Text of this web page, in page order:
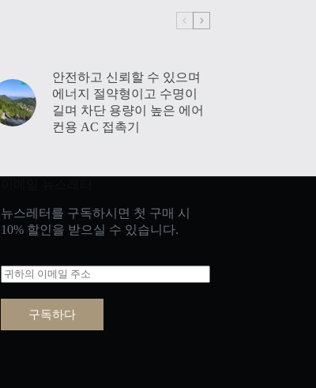
안전하고 신뢰할 수 있으며
에너지 절약형이고 수명이
길며 차단 용량이 높은 에어
컨용 AC 접촉기
뉴스레터를 구독하시면 첫 구매 시
10% 할인을 받으실 수 있습니다.
이
메
일
구독하다
Français du Canada
Italiano
ไทย
Русский